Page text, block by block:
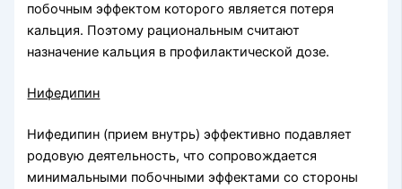
побочным эффектом которого является потеря
кальция. Поэтому рациональным считают
назначение кальция в профилактической дозе.
Нифедипин
Нифедипин (прием внутрь) эффективно подавляет
родовую деятельность, что сопровождается
минимальными побочными эффектами со стороны